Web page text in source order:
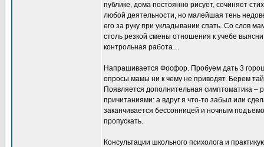
публике, дома постоянно рисует, сочиняет
любой деятельности, но малейшая тень
его за руку при укладывании спать. Со слов
столь резкой смены отношения к учебе
контрольная работа…
Напрашивается Фосфор. Пробуем дать 3
опросы мамы ни к чему не приводят. Берем
Появляется дополнительная симптоматика
причитаниями: а вдруг я что-то забыл или
заканчивается бессонницей и ночным
пропускать.
Консультации школьного психолога и